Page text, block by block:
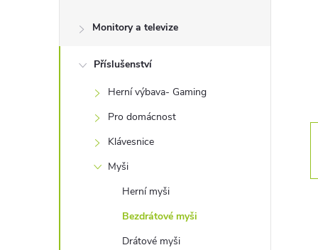
r
Monitory a televize
Příslušenství
Herní výbava- Gaming
Pro domácnost
Klávesnice
Myši
Herní myši
Bezdrátové myši
Drátové myši